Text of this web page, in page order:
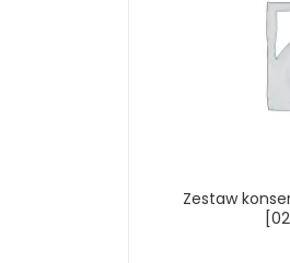
Zestaw